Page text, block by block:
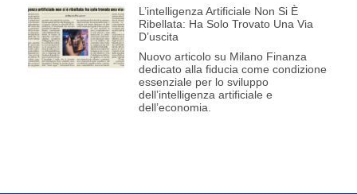
L’intelligenza Artificiale Non Si È
Ribellata: Ha Solo Trovato Una Via
D’uscita
Nuovo articolo su Milano Finanza
dedicato alla fiducia come condizione
essenziale per lo sviluppo
dell’intelligenza artificiale e
dell’economia.